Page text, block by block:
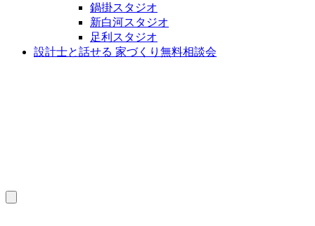
鍋掛スタジオ
新白河スタジオ
足利スタジオ
設計士と話せる 家づくり無料相談会
MENU